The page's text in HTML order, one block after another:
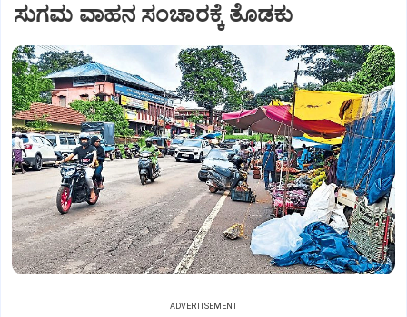
ಸುಗಮ ವಾಹನ ಸಂಚಾರಕ್ಕೆ ತೊಡಕು
ADVERTISEMENT